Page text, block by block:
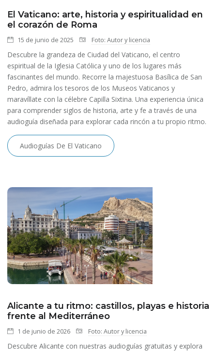
El Vaticano: arte, historia y espiritualidad en
el corazón de Roma
15 de junio de 2025 Foto: Autor y licencia
Descubre la grandeza de Ciudad del Vaticano, el centro
espiritual de la Iglesia Católica y uno de los lugares más
fascinantes del mundo. Recorre la majestuosa Basílica de San
Pedro, admira los tesoros de los Museos Vaticanos y
maravíllate con la célebre Capilla Sixtina. Una experiencia única
para comprender siglos de historia, arte y fe a través de una
audioguía diseñada para explorar cada rincón a tu propio ritmo.
Audioguías De El Vaticano
Alicante a tu ritmo: castillos, playas e historia
frente al Mediterráneo
1 de junio de 2026 Foto: Autor y licencia
Descubre Alicante con nuestras audioguías gratuitas y explora